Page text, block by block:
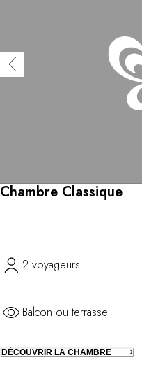
Chambre Classique
2 voyageurs
Balcon ou terrasse
DÉCOUVRIR LA CHAMBRE